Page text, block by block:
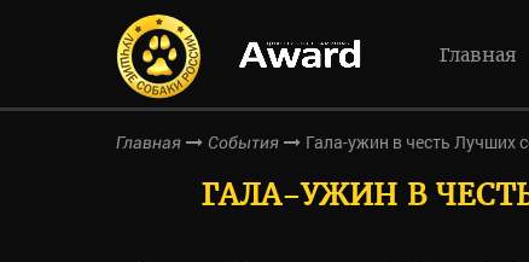
Главная
Главная События Гала-ужин в честь Лучших
ГАЛА-УЖИН В